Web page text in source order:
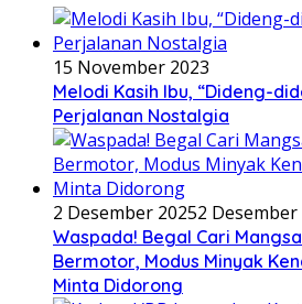
15 November 2023
Melodi Kasih Ibu, “Dideng-
Perjalanan Nostalgia
2 Desember 20252 Desember
Waspada! Begal Cari
Bermotor, Modus Minyak
Minta Didorong